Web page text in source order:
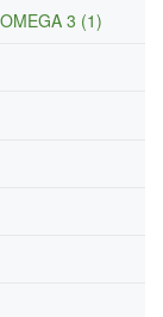
3 (1)